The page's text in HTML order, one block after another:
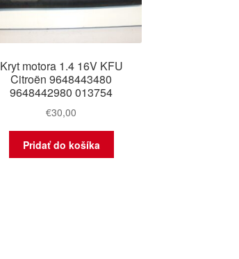
Kryt motora 1.4 16V KFU
Citroën 9648443480
9648442980 013754
€30,00
Pridať do košíka